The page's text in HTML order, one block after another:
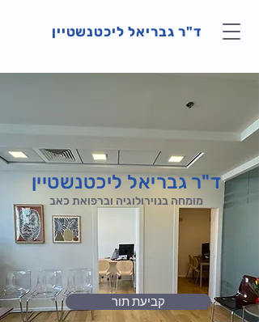
ד"ר גבריאל ליכטנשטיין
ד"ר גבריאל ליכטנשטיין
מומחה בנוירולוגיה וברפואת כאב
קביעת תור